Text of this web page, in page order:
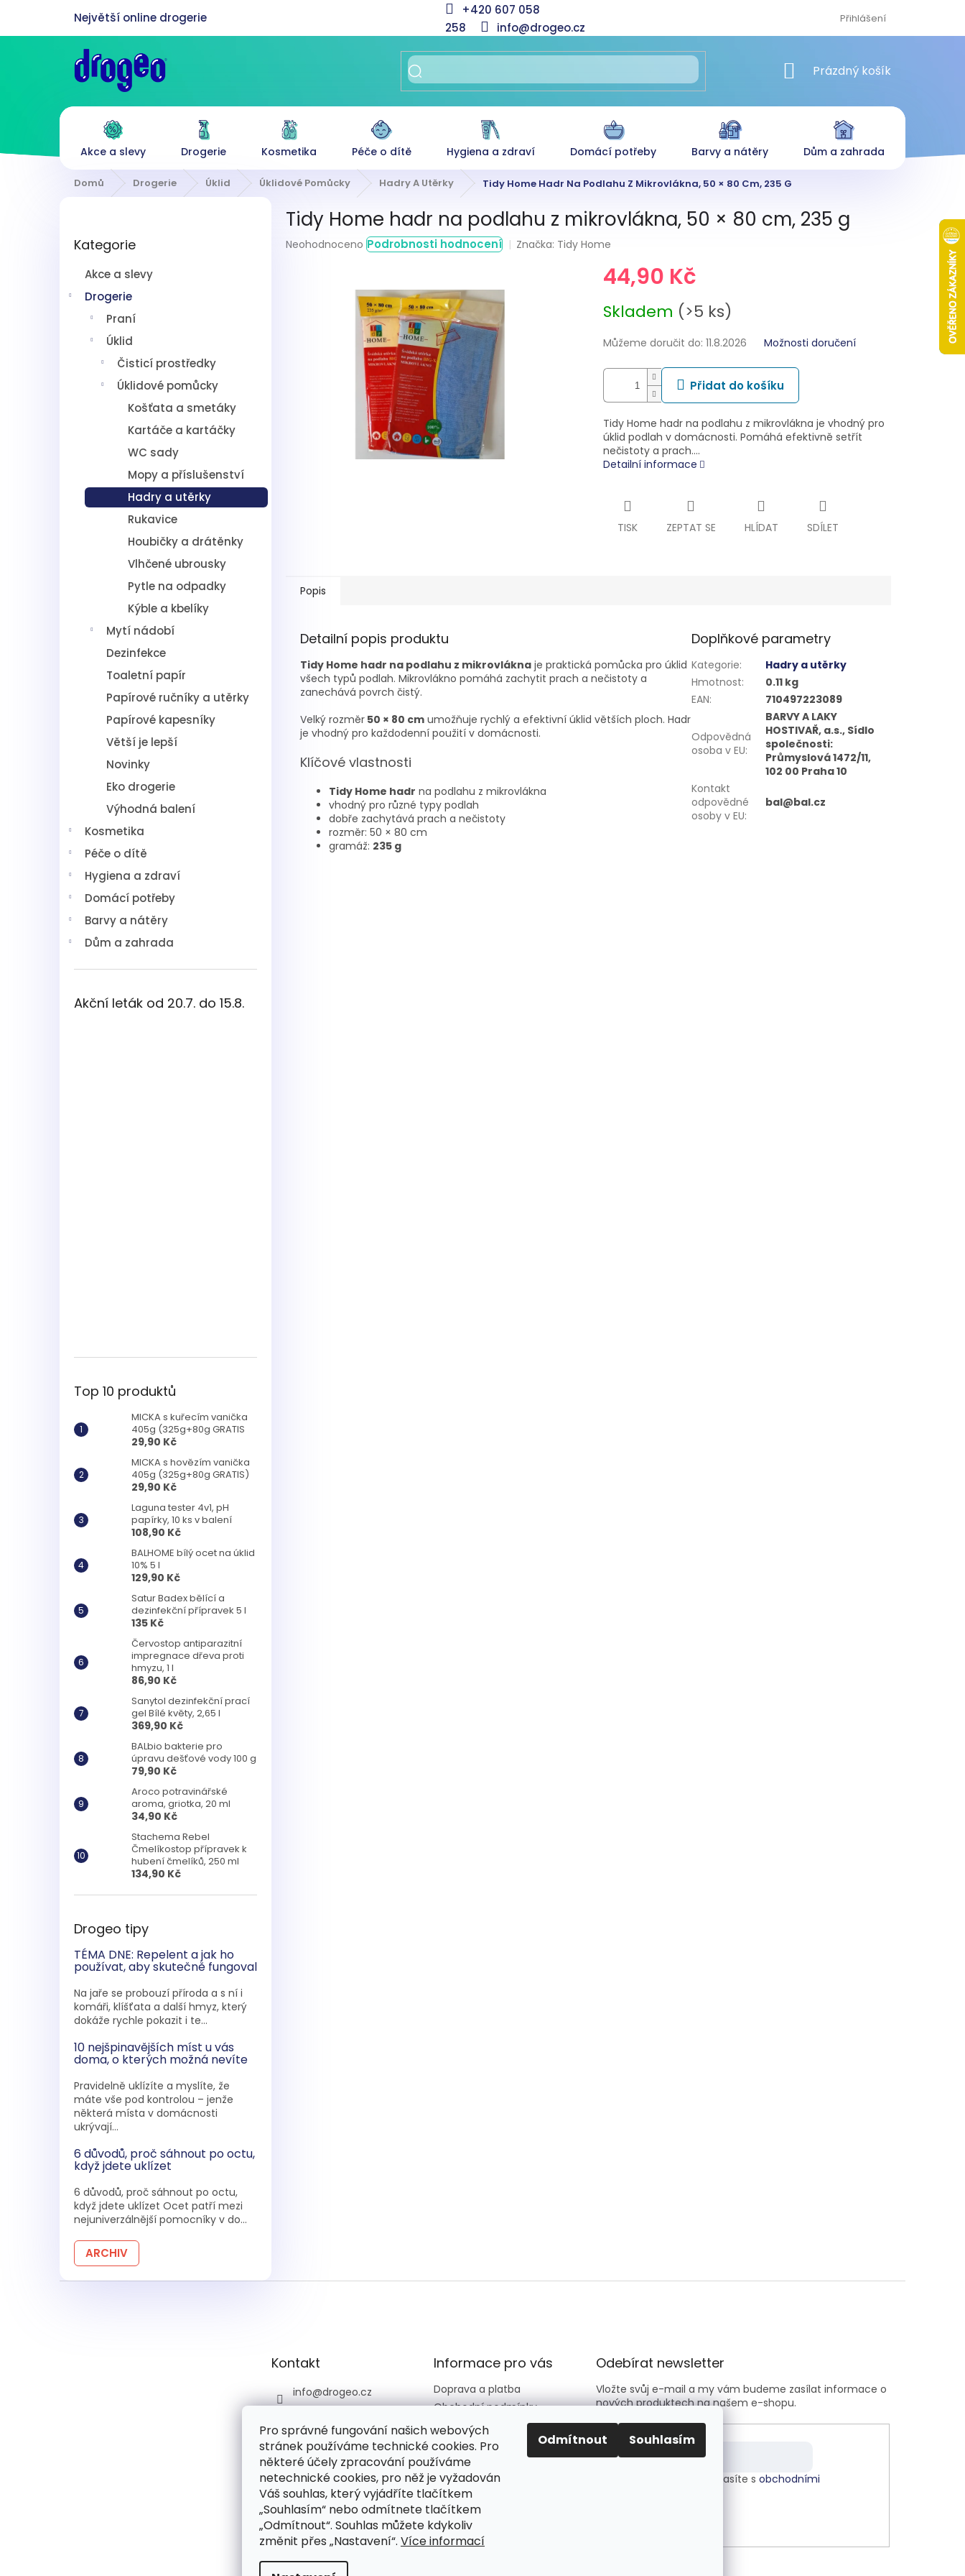
Pro správné fungování našich webových
stránek používáme technické cookies. Pro
některé účely zpracování používáme
netechnické cookies, pro něž je vyžadován
Váš souhlas, který vyjádříte tlačítkem
„Souhlasím“ nebo odmítnete tlačítkem
„Odmítnout“. Souhlas můžete kdykoliv
změnit přes „Nastavení“. Více informací
Odmítnout Souhlasím
obsah
+420 607 058
258
info@drogeo.cz
Přihlášení
NÁKUPNÍ KOŠÍK
Prázdný košík
Akce a slevy Drogerie Kosmetika Péče o dítě Hygiena a zdraví Domácí potřeby Barvy a nátěry Dům a zahrada
Domů Drogerie Úklid Úklidové Pomůcky Hadry A Utěrky Tidy Home Hadr Na Podlahu Z Mikrovlákna, 50 × 80 Cm, 235 G
kategorie
Kategorie
Akce a slevy
Drogerie
Praní
Úklid
Čisticí prostředky
Úklidové pomůcky
Košťata a smetáky
Kartáče a kartáčky
WC sady
Mopy a příslušenství
Hadry a utěrky
Rukavice
Houbičky a drátěnky
Vlhčené ubrousky
Pytle na odpadky
Kýble a kbelíky
Mytí nádobí
Dezinfekce
Toaletní papír
Papírové ručníky a utěrky
Papírové kapesníky
Větší je lepší
Novinky
Eko drogerie
Výhodná balení
Kosmetika
Péče o dítě
Hygiena a zdraví
Domácí potřeby
Barvy a nátěry
Dům a zahrada
Akční leták od 20.7. do 15.8.
Top 10 produktů
MICKA s kuřecím vanička
405g (325g+80g GRATIS
29,90 Kč
MICKA s hovězím vanička
405g (325g+80g GRATIS)
29,90 Kč
Laguna tester 4v1, pH
papírky, 10 ks v balení
108,90 Kč
BALHOME bílý ocet na úklid
10% 5 l
129,90 Kč
Satur Badex bělící a
dezinfekční přípravek 5 l
135 Kč
Červostop antiparazitní
impregnace dřeva proti
hmyzu, 1 l
86,90 Kč
Sanytol dezinfekční prací
gel Bílé květy, 2,65 l
369,90 Kč
BALbio bakterie pro
úpravu dešťové vody 100 g
79,90 Kč
Aroco potravinářské
aroma, griotka, 20 ml
34,90 Kč
Stachema Rebel
Čmelíkostop přípravek k
hubení čmelíků, 250 ml
134,90 Kč
Drogeo tipy
TÉMA DNE: Repelent a jak ho
používat, aby skutečně fungoval
Na jaře se probouzí příroda a s ní i
komáři, klíšťata a další hmyz, který
dokáže rychle pokazit i te...
10 nejšpinavějších míst u vás
doma, o kterých možná nevíte
Pravidelně uklízíte a myslíte, že
máte vše pod kontrolou – jenže
některá místa v domácnosti
ukrývají...
6 důvodů, proč sáhnout po octu,
když jdete uklízet
6 důvodů, proč sáhnout po octu,
když jdete uklízet Ocet patří mezi
nejuniverzálnější pomocníky v do...
ARCHIV
Tidy Home hadr na podlahu z mikrovlákna, 50 × 80 cm, 235 g
Průměrné
Neohodnoceno Podrobnosti hodnocení Značka: Tidy Home
44,90 Kč
cena:
Skladem (>5 ks)
Můžeme doručit do: 11.8.2026 Možnosti doručení
Přidat do košíku
Tidy Home hadr na podlahu z mikrovlákna je vhodný pro
úklid podlah v domácnosti. Pomáhá efektivně setřít
nečistoty a prach.…
Detailní informace
TISK ZEPTAT SE HLÍDAT SDÍLET
Popis
Detailní popis produktu
Tidy Home hadr na podlahu z mikrovlákna je praktická pomůcka pro úklid
všech typů podlah. Mikrovlákno pomáhá zachytit prach a nečistoty a
zanechává povrch čistý.
Velký rozměr 50 × 80 cm umožňuje rychlý a efektivní úklid větších ploch. Hadr
je vhodný pro každodenní použití v domácnosti.
Klíčové vlastnosti
Tidy Home hadr na podlahu z mikrovlákna
vhodný pro různé typy podlah
dobře zachytává prach a nečistoty
rozměr: 50 × 80 cm
gramáž: 235 g
Doplňkové parametry
Kategorie:
Hadry a utěrky
Hmotnost:
0.11 kg
EAN: 710497223089
Odpovědná
osoba v EU:
BARVY A LAKY
HOSTIVAŘ, a.s., Sídlo
společnosti:
Průmyslová 1472/11,
102 00 Praha 10
Kontakt
odpovědné
osoby v EU:
bal@bal.cz
Kontakt
info@drogeo.cz
+420 607 058 258 (v
pracovní dny 08:00-1
6:00)
drogeocz
drogeo_online_droge
rie
Informace pro vás
Doprava a platba
Obchodní podmínky
Kontakty
Hodnocení obchodu
Odebírat newsletter
Vložte svůj e-mail a my vám budeme zasílat informace o
nových produktech na našem e-shopu.
E-mail
Vložením e-mailu souhlasíte sobchodními